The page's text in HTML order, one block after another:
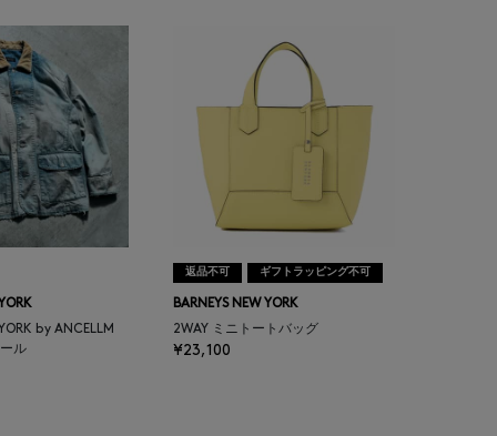
YORK by ANCELLM
ル
返品不可 ギフトラッピング不可
BARNEYS NEW YORK
2WAY ミニトートバッグ
¥23,100